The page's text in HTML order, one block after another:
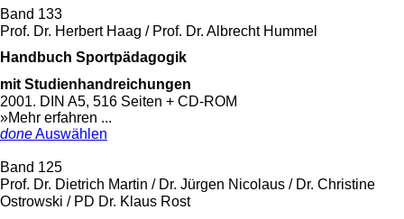
Band 133
Prof. Dr. Herbert Haag / Prof. Dr. Albrecht Hummel
Handbuch Sportpädagogik
mit Studienhandreichungen
2001. DIN A5, 516 Seiten + CD-ROM
»Mehr erfahren ...
doneAuswählen
Band 125
Prof. Dr. Dietrich Martin / Dr. Jürgen Nicolaus / Dr. Christine
Ostrowski / PD Dr. Klaus Rost